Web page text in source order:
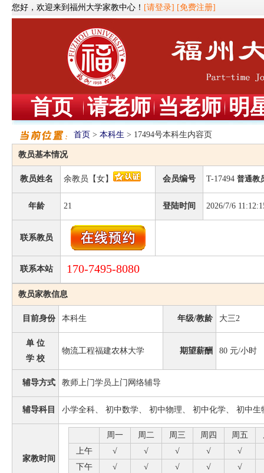
您好，欢迎来到福州大学家教中心！ [请登录] [免费注册]
首页 请老师 当老师 明
首页 > 本科生 > 17494号本科生内容页
教员基本情况
教员姓名 余教员【女】 会员编号 T-17494 普通教
年龄 21 登陆时间 2026/7/6
联系教员
联系本站 170-7495-8080
教员家教信息
目前身份 本科生 年级/教龄 大三2
单 位
学 校
物流工程福建农林大学 期望薪酬 80 元/小时
辅导方式 教师上门学员上门网络辅导
辅导科目 小学全科、 初中数学、 初中物理、 初中化学、 初中生
家教时间
周一 周二 周三 周四 周五
上午
√ √ √ √
√
下午
√ √ √ √
√